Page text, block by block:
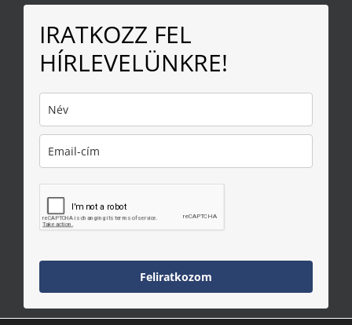
IRATKOZZ FEL
HÍRLEVELÜNKRE!
Feliratkozom